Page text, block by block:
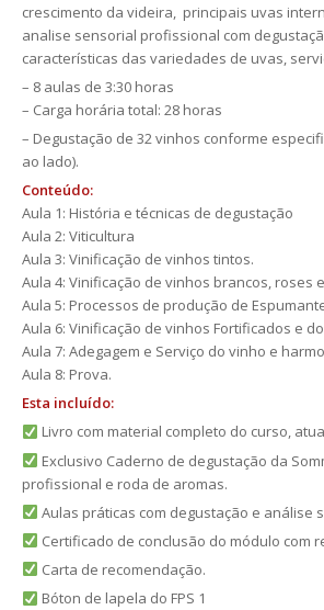
crescimento da videira, principais uvas
analise sensorial profissional com
características das variedades de uvas,
– 8 aulas de 3:30 horas
– Carga horária total: 28 horas
– Degustação de 32 vinhos conforme
ao lado).
Conteúdo:
Aula 1: História e técnicas de degustação
Aula 2: Viticultura
Aula 3: Vinificação de vinhos tintos.
Aula 4: Vinificação de vinhos brancos, roses
Aula 5: Processos de produção de
Aula 6: Vinificação de vinhos Fortificados e
Aula 7: Adegagem e Serviço do vinho e
Aula 8: Prova.
Esta incluído:
Livro com material completo do curso,
Exclusivo Caderno de degustação da
profissional e roda de aromas.
Aulas práticas com degustação e análise
Certificado de conclusão do módulo com
Carta de recomendação.
Bóton de lapela do FPS 1